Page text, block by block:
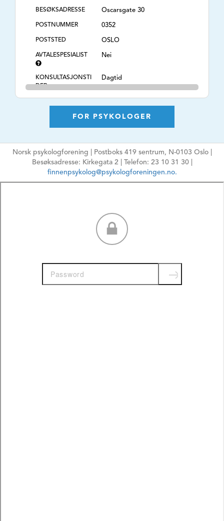
BESØKSADRESSE Oscarsgate 30
POSTNUMMER 0352
POSTSTED OSLO
AVTALESPESIALIST Nei
KONSULTASJONSTI
DER
Dagtid
TLF. NR. 21 06 42 62
https://www.psykologbistand.no
E-POSTADRESSE
Ikke oppgi sensitiv
informasjon
HPR-NUMMER 8661618
MÅLGRUPPE
Voksne, Par, Familie,
Psykologisk
behandling,
Rådgivning,
Vurdering, Coaching,
TEMA
FOR PSYKOLOGER
Norsk psykologforening | Postboks 419 sentrum, N-0103 Oslo |
Besøksadresse: Kirkegata 2 | Telefon: 23 10 31 30 |
finnenpsykolog@psykologforeningen.no.